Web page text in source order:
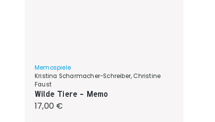
Memospiele
Kristina Scharmacher-Schreiber, Christine
Faust
Wilde Tiere - Memo
Regulärer Preis:
17,00 €